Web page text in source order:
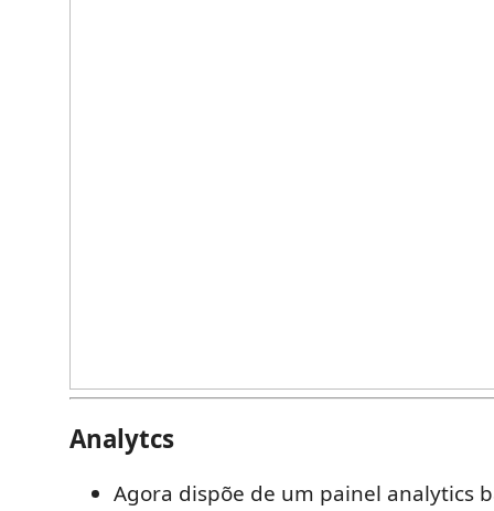
Analytcs
Agora dispõe de um painel analytics